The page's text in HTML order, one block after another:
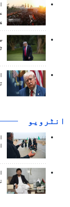
انٹرويو